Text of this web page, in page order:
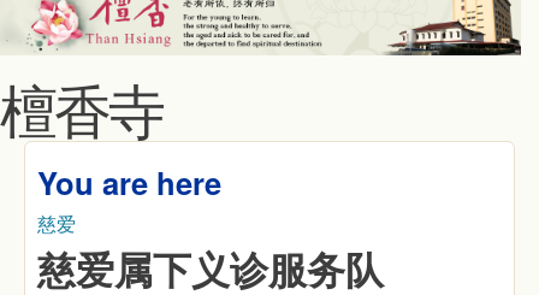
檀香寺
You are here
慈爱
慈爱属下义诊服务队